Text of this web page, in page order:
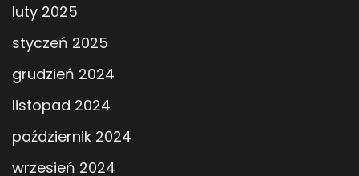
luty 2025
styczeń 2025
grudzień 2024
listopad 2024
październik 2024
wrzesień 2024